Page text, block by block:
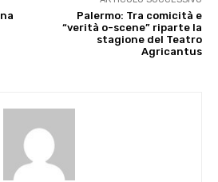
Palermo: Tra comicità e
“verità o-scene” riparte la
stagione del Teatro
Agricantus